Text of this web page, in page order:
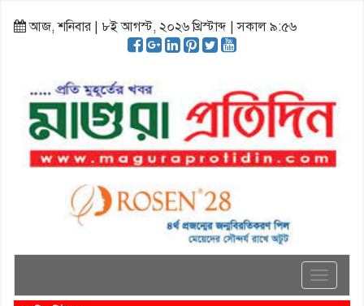
আজ, শনিবার | ৮ই আগস্ট, ২০২৬ খ্রিস্টাব্দ | সকাল ৯:৫৬
Toggle